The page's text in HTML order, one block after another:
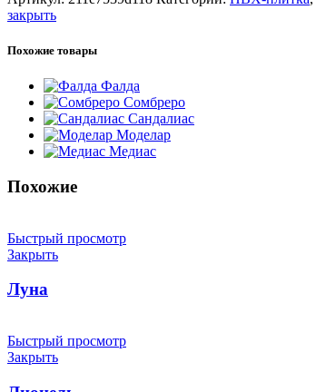
закрыть
Похожие товары
Фалда
Сомбреро
Сандалиас
Моделар
Медиас
Похожие
Быстрый просмотр
Закрыть
Луна
Быстрый просмотр
Закрыть